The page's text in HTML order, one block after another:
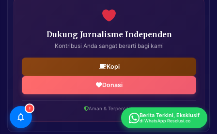
Dukung Jurnalisme Independen
Kontribusi Anda sangat berarti bagi kami
Kopi
Donasi
Aman & Terpercaya
!
Berita Terkini, Eksklusif
di WhatsApp Resolusi.co